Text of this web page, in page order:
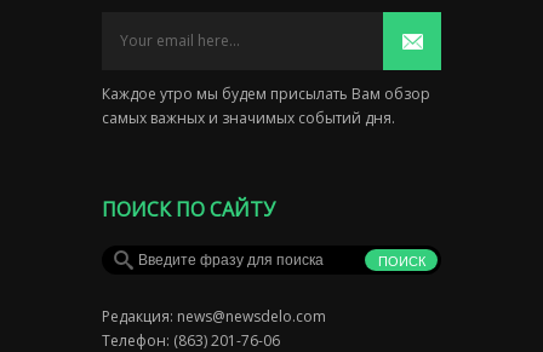
Каждое утро мы будем присылать Вам обзор
самых важных и значимых событий дня.
ПОИСК ПО САЙТУ
Редакция: news@newsdelo.com
Телефон: (863) 201-76-06